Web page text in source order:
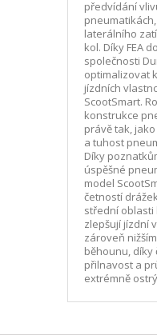
předvídání
laterálního
kol. Díky FEA
společnosti
optimalizovat
jízdních
ScootSmart.
konstrukce
právě tak,
a tuhost
Díky
úspěšné
model
četností
střední oblasti
zlepšují jízdní
zároveň
běhounu, díky
přilnavost a
extrémně